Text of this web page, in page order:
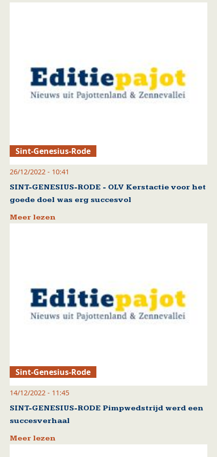
Sint-Genesius-Rode
26/12/2022 - 10:41
SINT-GENESIUS-RODE - OLV Kerstactie voor het
goede doel was erg succesvol
Meer lezen
Sint-Genesius-Rode
14/12/2022 - 11:45
SINT-GENESIUS-RODE Pimpwedstrijd werd een
succesverhaal
Meer lezen